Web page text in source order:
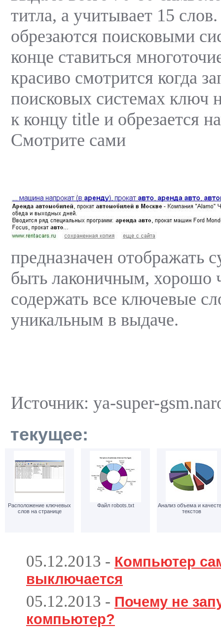
титла, а учитывает 15
обрезаются поисковыми
конце ставиться
красиво смотрится когда
поисковых системах ключ
к концу title и обрезается
Смотрите сами
предназначен отображать
быть лаконичным, хорошо
содержать все ключевые
уникальным в выдаче.
Источник: ya-super-
текущее:
Расположение ключевых
слов на странице
Файл robots.txt
Анализ объема и
текстов
05.12.2013 - Компьютер
выключается
05.12.2013 - Почему не
компьютер?